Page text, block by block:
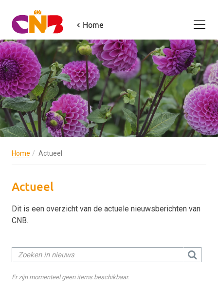
Home
Home Actueel
Actueel
Dit is een overzicht van de actuele nieuwsberichten van
CNB.
Er zijn momenteel geen items beschikbaar.